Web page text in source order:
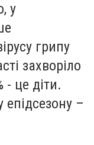
у
грипу
захворіло
- це діти.
епідсезону –